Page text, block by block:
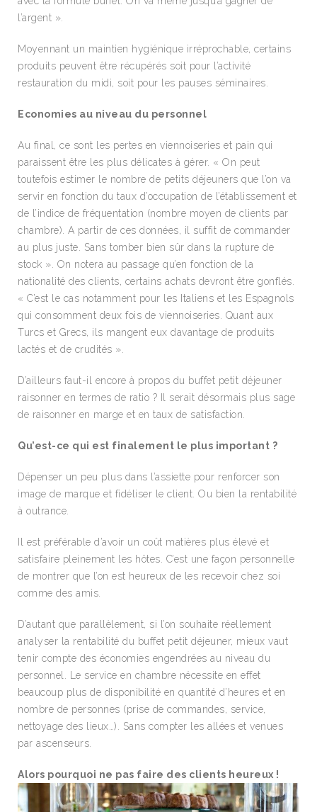
l’argent ».
Moyennant un maintien hygiénique irréprochable, certains
produits peuvent être récupérés soit pour l’activité
restauration du midi, soit pour les pauses séminaires.
Economies au niveau du personnel
Au final, ce sont les pertes en viennoiseries et pain qui
paraissent être les plus délicates à gérer. « On peut
toutefois estimer le nombre de petits déjeuners que l’on va
servir en fonction du taux d’occupation de l’établissement et
de l’indice de fréquentation (nombre moyen de clients par
chambre). A partir de ces données, il suffit de commander
au plus juste. Sans tomber bien sûr dans la rupture de
stock ». On notera au passage qu’en fonction de la
nationalité des clients, certains achats devront être gonflés.
« C’est le cas notamment pour les Italiens et les Espagnols
qui consomment deux fois de viennoiseries. Quant aux
Turcs et Grecs, ils mangent eux davantage de produits
lactés et de crudités ».
D’ailleurs faut-il encore à propos du buffet petit déjeuner
raisonner en termes de ratio ? Il serait désormais plus sage
de raisonner en marge et en taux de satisfaction.
Qu’est-ce qui est finalement le plus important ?
Dépenser un peu plus dans l’assiette pour renforcer son
image de marque et fidéliser le client. Ou bien la rentabilité
à outrance.
Il est préférable d’avoir un coût matières plus élevé et
satisfaire pleinement les hôtes. C’est une façon personnelle
de montrer que l’on est heureux de les recevoir chez soi
comme des amis.
D’autant que parallèlement, si l’on souhaite réellement
analyser la rentabilité du buffet petit déjeuner, mieux vaut
tenir compte des économies engendrées au niveau du
personnel. Le service en chambre nécessite en effet
beaucoup plus de disponibilité en quantité d’heures et en
nombre de personnes (prise de commandes, service,
nettoyage des lieux…). Sans compter les allées et venues
par ascenseurs.
Alors pourquoi ne pas faire des clients heureux !